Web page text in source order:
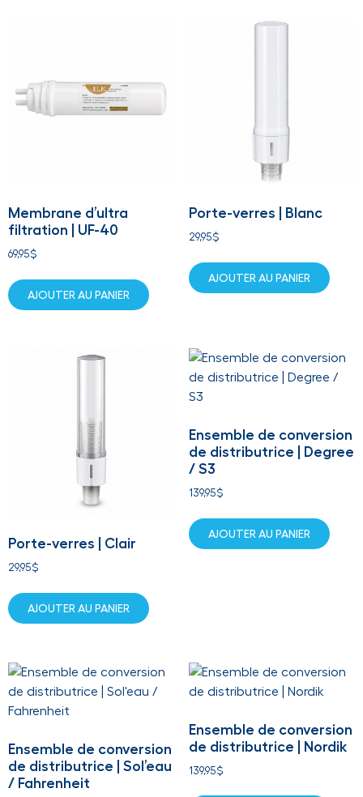
Membrane d’ultra
filtration | UF-40
69,95$
AJOUTER AU PANIER
Porte-verres | Blanc
29,95$
AJOUTER AU PANIER
Porte-verres | Clair
29,95$
AJOUTER AU PANIER
Ensemble de conversion
de distributrice | Degree
/ S3
139,95$
AJOUTER AU PANIER
Ensemble de conversion
de distributrice | Sol’eau
/ Fahrenheit
Ensemble de conversion
de distributrice | Nordik
139,95$